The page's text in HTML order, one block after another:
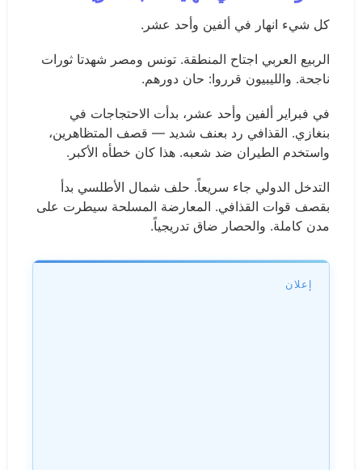
كل شيء انهار في ألفين وأحد عشر.
الربيع العربي اجتاح المنطقة. تونس ومصر شهدتا ثورات
ناجحة. والليبيون قرروا: حان دورهم.
في فبراير ألفين وأحد عشر، بدأت الاحتجاجات في
بنغازي. القذافي رد بعنف شديد — قصف المتظاهرين،
واستخدم الطيران ضد شعبه. هذا كان خطأه الأكبر.
التدخل الدولي جاء سريعاً. حلف شمال الأطلسي بدأ
بقصف قوات القذافي. المعارضة المسلحة سيطرت على
مدن كاملة. والحصار ضاق تدريجياً.
إعلان